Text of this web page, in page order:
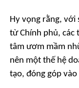
Hy vọng rằng, với
từ Chính phủ,
tâm ươm mầm
nên một thế hệ
tạo, đóng góp